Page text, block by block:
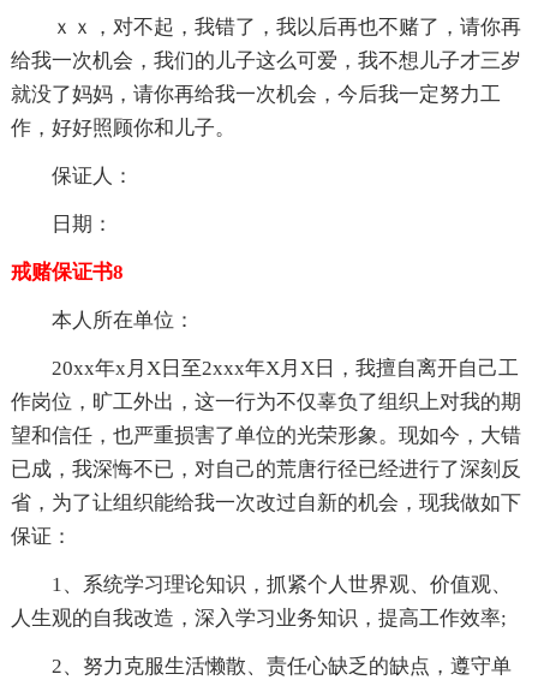
ｘｘ，对不起，我错了，我以后再也不赌了，请你再
给我一次机会，我们的儿子这么可爱，我不想儿子才三岁
就没了妈妈，请你再给我一次机会，今后我一定努力工
作，好好照顾你和儿子。
保证人：
日期：
戒赌保证书8
本人所在单位：
20xx年x月X日至2xxx年X月X日，我擅自离开自己工
作岗位，旷工外出，这一行为不仅辜负了组织上对我的期
望和信任，也严重损害了单位的光荣形象。现如今，大错
已成，我深悔不已，对自己的荒唐行径已经进行了深刻反
省，为了让组织能给我一次改过自新的机会，现我做如下
保证：
1、系统学习理论知识，抓紧个人世界观、价值观、
人生观的自我改造，深入学习业务知识，提高工作效率;
2、努力克服生活懒散、责任心缺乏的缺点，遵守单